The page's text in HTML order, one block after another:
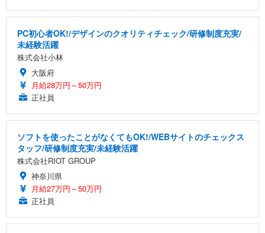
PC初心者OK!/デザインのクオリティチェック/研修制度充実/
未経験活躍
株式会社小林
大阪府
月給28万円～50万円
正社員
ソフトを使ったことがなくてもOK!/WEBサイトのチェックス
タッフ/研修制度充実/未経験活躍
株式会社RIOT GROUP
神奈川県
月給27万円～50万円
正社員